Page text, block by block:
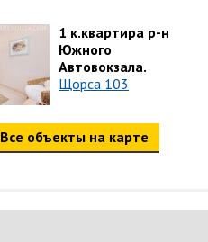
1 к.квартира р-н
Южного
Автовокзала.
Щорса 103
Все объекты на карте